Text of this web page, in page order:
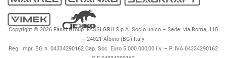
Copyright © 2026 Fassi Group. FASSI GRU S.p.A. Socio unico – Sede: via Roma, 110
– 24021 Albino (BG) Italy
Reg. Impr. BG n. 04334290162 Cap. Soc. Euro 5.000.000,00 i.v. – P. IVA 04334290162